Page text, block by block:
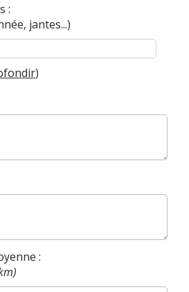
:
jantes...)
)
: